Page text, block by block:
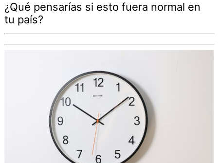
¿Qué pensarías si esto fuera normal en
tu país?